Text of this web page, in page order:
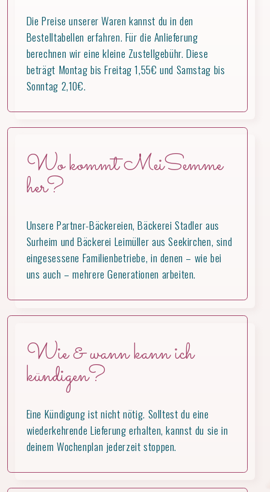
Die Preise unserer Waren kannst du in den
Bestelltabellen erfahren. Für die Anlieferung
berechnen wir eine kleine Zustellgebühr. Diese
beträgt Montag bis Freitag 1,55€ und Samstag bis
Sonntag 2,10€.
Wo kommt MeiSemme
her?
Unsere Partner-Bäckereien, Bäckerei Stadler aus
Surheim und Bäckerei Leimüller aus Seekirchen, sind
eingesessene Familienbetriebe, in denen – wie bei
uns auch – mehrere Generationen arbeiten.
Wie & wann kann ich
kündigen?
Eine Kündigung ist nicht nötig. Solltest du eine
wiederkehrende Lieferung erhalten, kannst du sie in
deinem Wochenplan jederzeit stoppen.